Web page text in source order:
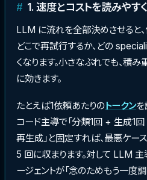
1. 速度とコストを読みやす
LLM に流れを全部決めさせると
どこで再試行するか、どの
くなります。小さなぶれでも、積
に効きます。
たとえば1依頼あたりのトークンを
コード主導で「分類1回 + 生成1
再生成」と固定すれば、最悪ケ
5 回に収まります。対して LLM
ージェントが「念のためもう一度